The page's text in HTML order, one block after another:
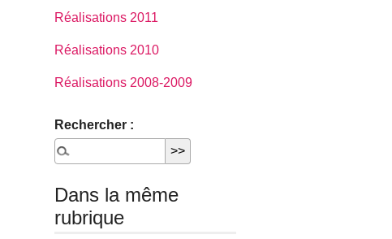
Réalisations 2011
Réalisations 2010
Réalisations 2008-2009
Rechercher :
Dans la même
rubrique